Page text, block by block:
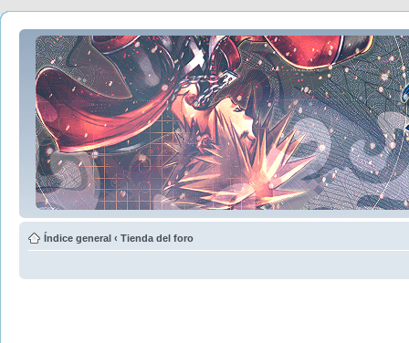
Índice general ‹ Tienda del foro